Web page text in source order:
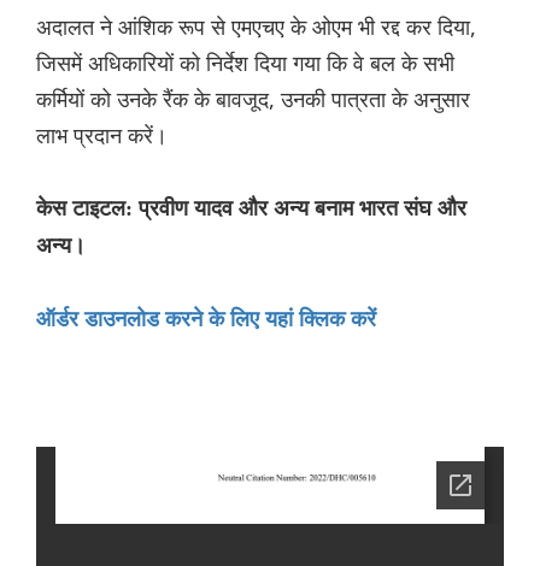
अदालत ने आंशिक रूप से एमएचए के ओएम भी रद्द कर दिया,
जिसमें अधिकारियों को निर्देश दिया गया कि वे बल के सभी
कर्मियों को उनके रैंक के बावजूद, उनकी पात्रता के अनुसार
लाभ प्रदान करें।
केस टाइटल: प्रवीण यादव और अन्य बनाम भारत संघ और
अन्य।
ऑर्डर डाउनलोड करने के लिए यहां क्लिक करें